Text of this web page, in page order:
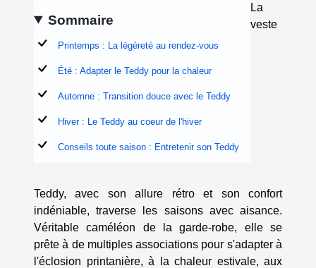
Sommaire
Printemps : La légèreté au rendez-vous
Été : Adapter le Teddy pour la chaleur
Automne : Transition douce avec le Teddy
Hiver : Le Teddy au coeur de l'hiver
Conseils toute saison : Entretenir son Teddy
La
veste
Teddy, avec son allure rétro et son confort
indéniable, traverse les saisons avec aisance.
Véritable caméléon de la garde-robe, elle se
prête à de multiples associations pour s'adapter à
l'éclosion printanière, à la chaleur estivale, aux